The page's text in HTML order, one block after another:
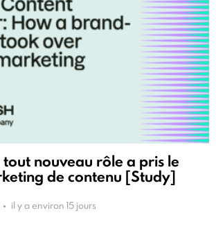
nouveau rôle a pris le
de contenu [Study]
il y a environ 15 jours